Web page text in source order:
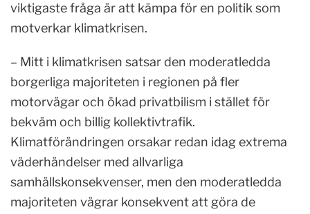
viktigaste fråga är att kämpa för en politik som
motverkar klimatkrisen.
– Mitt i klimatkrisen satsar den moderatledda
borgerliga majoriteten i regionen på fler
motorvägar och ökad privatbilism i stället för
bekväm och billig kollektivtrafik.
Klimatförändringen orsakar redan idag extrema
väderhändelser med allvarliga
samhällskonsekvenser, men den moderatledda
majoriteten vägrar konsekvent att göra de